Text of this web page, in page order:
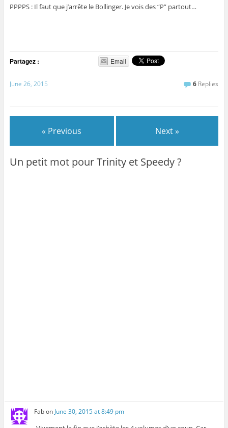
PPPPS : Il faut que j’arrête le Bollinger. Je vois des “P” partout…
Partagez : Email
June 26, 2015 6 Replies
« Previous Next »
Un petit mot pour Trinity et Speedy ?
FabonJune 30, 2015 at 8:49 pm